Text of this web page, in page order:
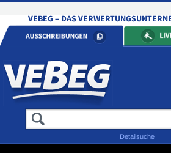
Detailsuche